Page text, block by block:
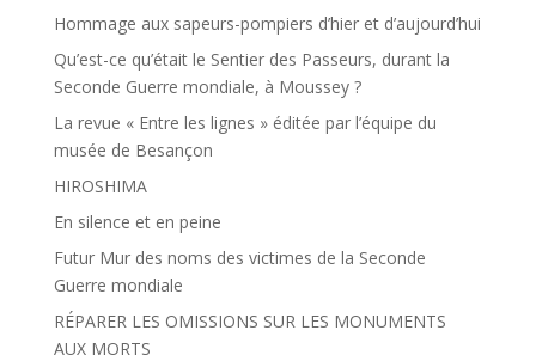
Hommage aux sapeurs-pompiers d’hier et d’aujourd’hui
Qu’est-ce qu’était le Sentier des Passeurs, durant la
Seconde Guerre mondiale, à Moussey ?
La revue « Entre les lignes » éditée par l’équipe du
musée de Besançon
HIROSHIMA
En silence et en peine
Futur Mur des noms des victimes de la Seconde
Guerre mondiale
RÉPARER LES OMISSIONS SUR LES MONUMENTS
AUX MORTS